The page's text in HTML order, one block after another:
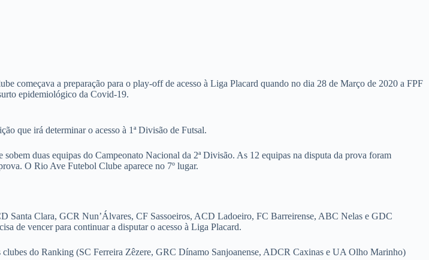
começava a preparação para o play-off de acesso à Liga Placard quando no dia 28 de Março de 2020 a FPF
epidemiológico da Covid-19.
que irá determinar o acesso à 1ª Divisão de Futsal.
duas equipas do Campeonato Nacional da 2ª Divisão. As 12 equipas na disputa da prova foram
O Rio Ave Futebol Clube aparece no 7º lugar.
Santa Clara, GCR Nun’Álvares, CF Sassoeiros, ACD Ladoeiro, FC Barreirense, ABC Nelas e GDC
de vencer para continuar a disputar o acesso à Liga Placard.
do Ranking (SC Ferreira Zêzere, GRC Dínamo Sanjoanense, ADCR Caxinas e UA Olho Marinho)